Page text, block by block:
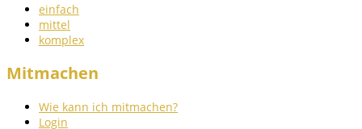
einfach
mittel
komplex
Mitmachen
Wie kann ich mitmachen?
Login